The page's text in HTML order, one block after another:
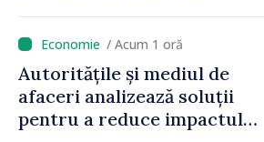
/ Acum 1 oră
Autoritățile și mediul de
afaceri analizează soluții
pentru a reduce impactul